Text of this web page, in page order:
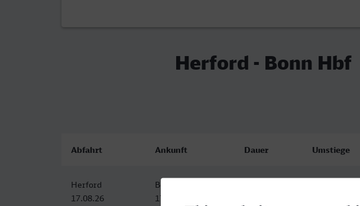
Herford - Bonn Hbf
Abfahrt Ankunft Dauer Umstiege
Herford
17.08.26
Bonn Hbf
17.08.26